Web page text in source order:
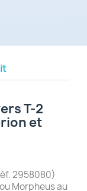
T-2
et
2958080)
Morpheus au